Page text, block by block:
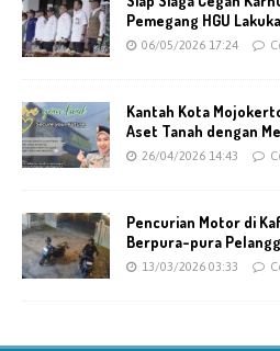
Pemegang HGU
06/05/2026 17:24
Kantah Kota
Aset Tanah dengan
26/04/2026 14:43
Pencurian Motor di
Berpura-pura
13/03/2026 03:33